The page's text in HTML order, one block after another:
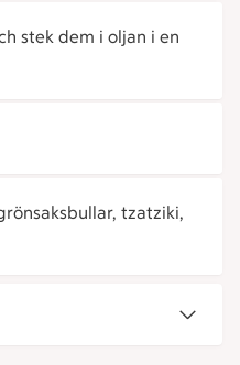
stek dem i oljan i en
tzatziki,